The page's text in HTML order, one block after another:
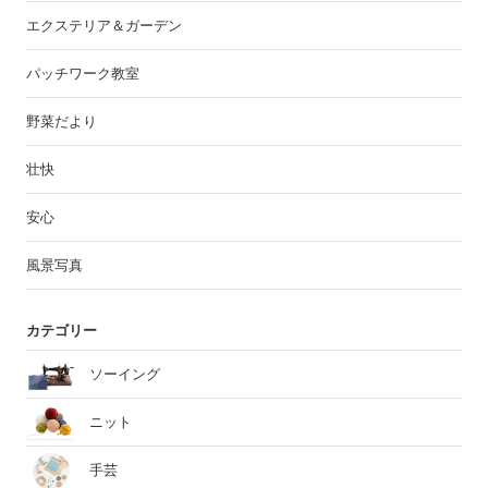
エクステリア＆ガーデン
パッチワーク教室
野菜だより
壮快
安心
風景写真
カテゴリー
ソーイング
ニット
手芸